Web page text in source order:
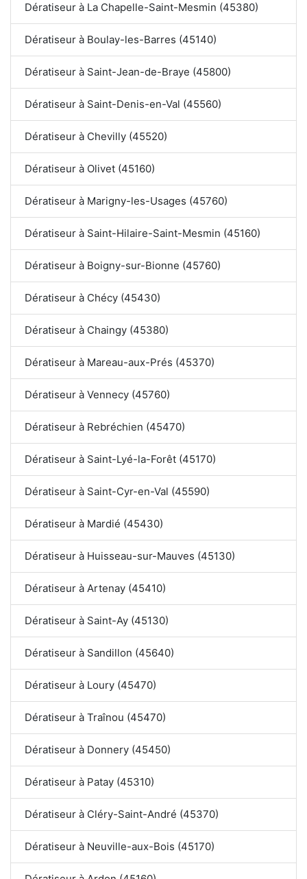
Dératiseur à La Chapelle-Saint-Mesmin (45380)
Dératiseur à Boulay-les-Barres (45140)
Dératiseur à Saint-Jean-de-Braye (45800)
Dératiseur à Saint-Denis-en-Val (45560)
Dératiseur à Chevilly (45520)
Dératiseur à Olivet (45160)
Dératiseur à Marigny-les-Usages (45760)
Dératiseur à Saint-Hilaire-Saint-Mesmin (45160)
Dératiseur à Boigny-sur-Bionne (45760)
Dératiseur à Chécy (45430)
Dératiseur à Chaingy (45380)
Dératiseur à Mareau-aux-Prés (45370)
Dératiseur à Vennecy (45760)
Dératiseur à Rebréchien (45470)
Dératiseur à Saint-Lyé-la-Forêt (45170)
Dératiseur à Saint-Cyr-en-Val (45590)
Dératiseur à Mardié (45430)
Dératiseur à Huisseau-sur-Mauves (45130)
Dératiseur à Artenay (45410)
Dératiseur à Saint-Ay (45130)
Dératiseur à Sandillon (45640)
Dératiseur à Loury (45470)
Dératiseur à Traînou (45470)
Dératiseur à Donnery (45450)
Dératiseur à Patay (45310)
Dératiseur à Cléry-Saint-André (45370)
Dératiseur à Neuville-aux-Bois (45170)